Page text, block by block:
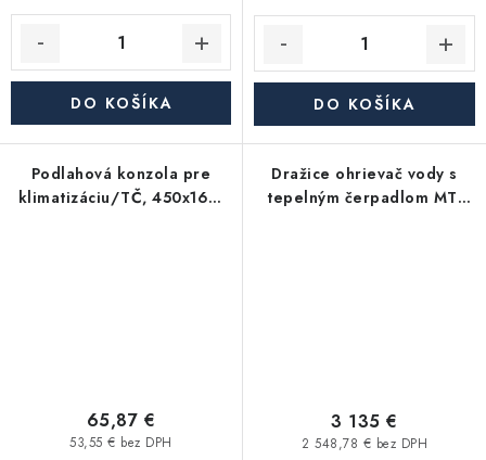
DO KOŠÍKA DO KOŠÍKA
Podlahová konzola pre
klimatizáciu/TČ, 450x160,
53,55 € bez DPH
65,87 €
Dražice ohrievač vody s
tepelným čerpadlom MT-
2 548,78 € bez DPH
3 135 €